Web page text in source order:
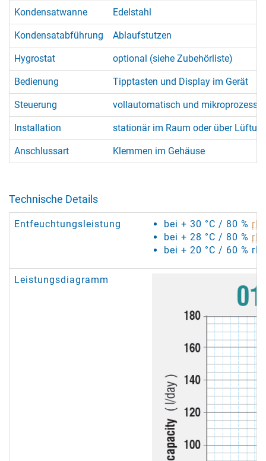
Kondensatwanne Edelstahl
Kondensatabführung Ablaufstutzen
Hygrostat optional (siehe Zubehörliste)
Bedienung Tipptasten und Display im Gerät
Steuerung vollautomatisch und
Installation stationär im Raum oder über
Anschlussart Klemmen im Gehäuse
Technische Details
Entfeuchtungsleistung bei + 30 °C / 80 % rF
bei + 28 °C / 80 % rF
bei + 20 °C / 60 %
Leistungsdiagramm